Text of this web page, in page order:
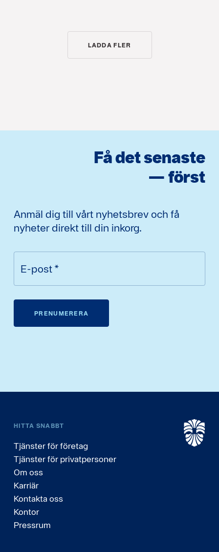
LADDA FLER
Få det senaste
— först
Anmäl dig till vårt nyhetsbrev och få
nyheter direkt till din inkorg.
E-post*
PRENUMERERA
HITTA SNABBT
Tjänster för företag
Tjänster för privatpersoner
Om oss
Karriär
Kontakta oss
Kontor
Pressrum